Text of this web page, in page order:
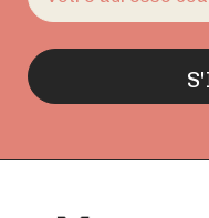
mail(Nécessaire)